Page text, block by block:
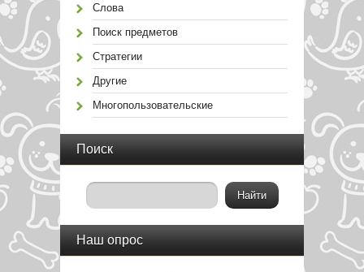
Слова
Поиск предметов
Стратегии
Другие
Многопользовательские
Поиск
Наш опрос